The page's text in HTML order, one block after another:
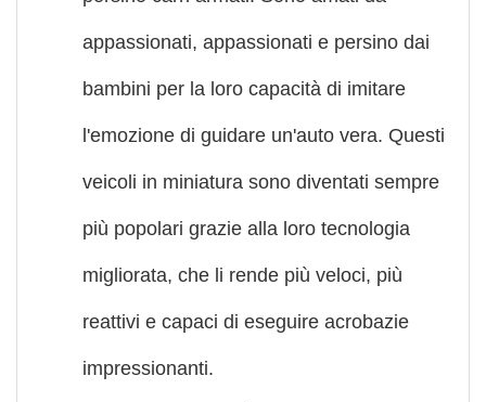
appassionati, appassionati e persino dai
bambini per la loro capacità di imitare
l'emozione di guidare un'auto vera. Questi
veicoli in miniatura sono diventati sempre
più popolari grazie alla loro tecnologia
migliorata, che li rende più veloci, più
reattivi e capaci di eseguire acrobazie
impressionanti.